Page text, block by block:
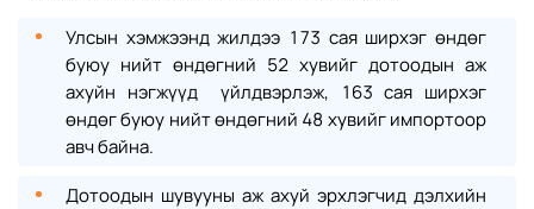
Улсын хэмжээнд жилдээ 173 сая ширхэг өндөг
буюу нийт өндөгний 52 хувийг дотоодын аж
ахуйн нэгжүүд үйлдвэрлэж, 163 сая ширхэг
өндөг буюу нийт өндөгний 48 хувийг импортоор
авч байна.
Дотоодын шувууны аж ахуй эрхлэгчид дэлхийн